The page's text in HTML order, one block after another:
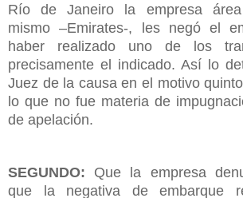
Río de Janeiro la empresa
mismo –Emirates-, les negó el
haber realizado uno de los
precisamente el indicado. Así lo
Juez de la causa en el motivo
lo que no fue materia de
de apelación.
SEGUNDO: Que la empresa
que la negativa de embarque